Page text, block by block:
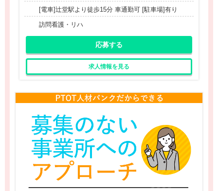
[電車]辻堂駅より徒歩15分 車通勤可 [駐車場]有り
訪問看護・リハ
応募する
求人情報を見る